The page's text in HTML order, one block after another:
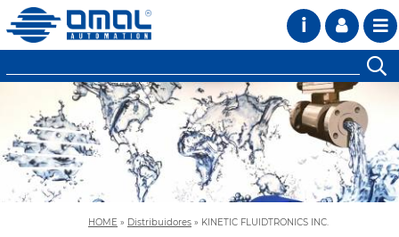
i
HOME » Distribuidores » KINETIC FLUIDTRONICS INC.